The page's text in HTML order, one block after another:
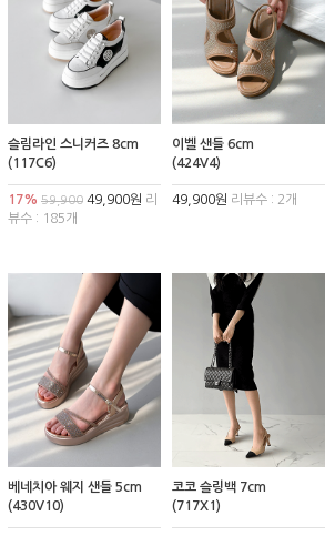
슬림라인 스니커즈 8cm
(117C6)
17% 59,900 49,900원 리
뷰수 : 185개
이벨 샌들 6cm
(424V4)
49,900원 리뷰수 : 2개
베네치아 웨지 샌들 5cm
(430V10)
코코 슬링백 7cm
(717X1)